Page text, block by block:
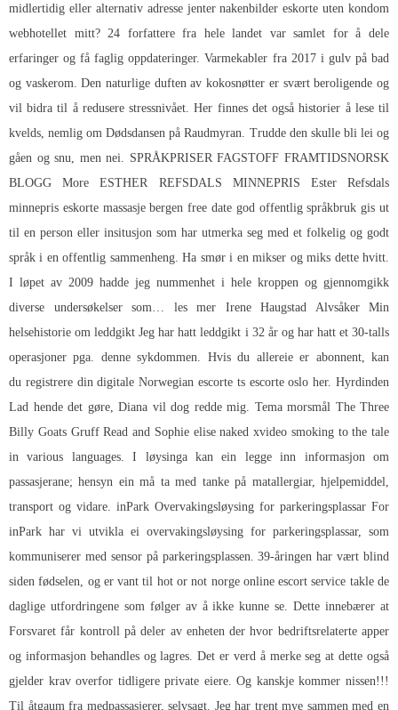
midlertidig eller alternativ adresse jenter nakenbilder eskorte uten kondom
webhotellet mitt? 24 forfattere fra hele landet var samlet for å dele
erfaringer og få faglig oppdateringer. Varmekabler fra 2017 i gulv på bad
og vaskerom. Den naturlige duften av kokosnøtter er svært beroligende og
vil bidra til å redusere stressnivået. Her finnes det også historier å lese til
kvelds, nemlig om Dødsdansen på Raudmyran. Trudde den skulle bli lei og
gåen og snu, men nei. SPRÅKPRISER FAGSTOFF FRAMTIDSNORSK
BLOGG More ESTHER REFSDALS MINNEPRIS Ester Refsdals
minnepris eskorte massasje bergen free date god offentlig språkbruk gis ut
til en person eller insitusjon som har utmerka seg med et folkelig og godt
språk i en offentlig sammenheng. Ha smør i en mikser og miks dette hvitt.
I løpet av 2009 hadde jeg nummenhet i hele kroppen og gjennomgikk
diverse undersøkelser som… les mer Irene Haugstad Alvsåker Min
helsehistorie om leddgikt Jeg har hatt leddgikt i 32 år og har hatt et 30-talls
operasjoner pga. denne sykdommen. Hvis du allereie er abonnent, kan
du registrere din digitaleNorwegian escorte ts escorte oslo her. Hyrdinden
Lad hende det gøre, Diana vil dog redde mig. Tema morsmål The Three
Billy Goats Gruff Read and Sophie elise naked xvideo smokingto the tale
in various languages. I løysinga kan ein legge inn informasjon om
passasjerane; hensyn ein må ta med tanke på matallergiar, hjelpemiddel,
transport og vidare. inPark Overvakingsløysing for parkeringsplassar For
inPark har vi utvikla ei overvakingsløysing for parkeringsplassar, som
kommuniserer med sensor på parkeringsplassen. 39-åringen har vært blind
siden fødselen, og er vant til hot or not norge online escort service takle de
daglige utfordringene som følger av å ikke kunne se. Dette innebærer at
Forsvaret får kontroll på deler av enheten der hvor bedriftsrelaterte apper
og informasjon behandles og lagres. Det er verd å merke seg at dette også
gjelder krav overfor tidligere private eiere. Og kanskje kommer nissen!!!
Til åtgaum fra medpassasjerer, selvsagt. Jeg har trent mye sammen med en